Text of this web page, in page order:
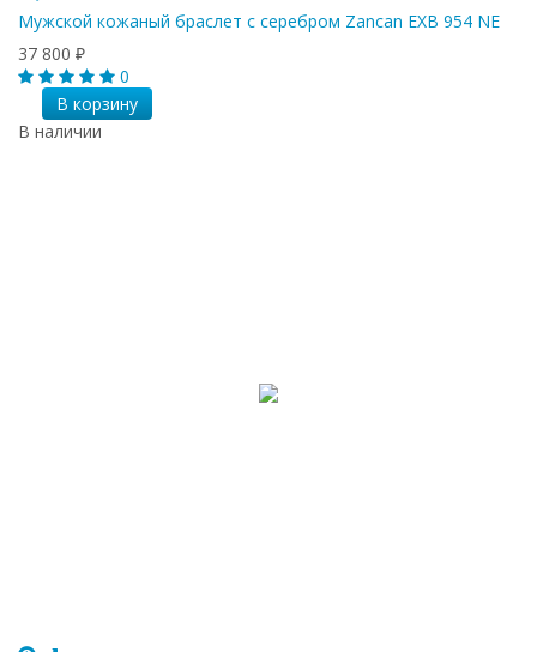
Мужской кожаный браслет с серебром Zancan EXB 954 NE
37 800 ₽
0
В корзину
В наличии